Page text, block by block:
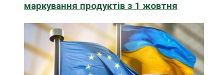
маркування продуктів з 1 жовтня